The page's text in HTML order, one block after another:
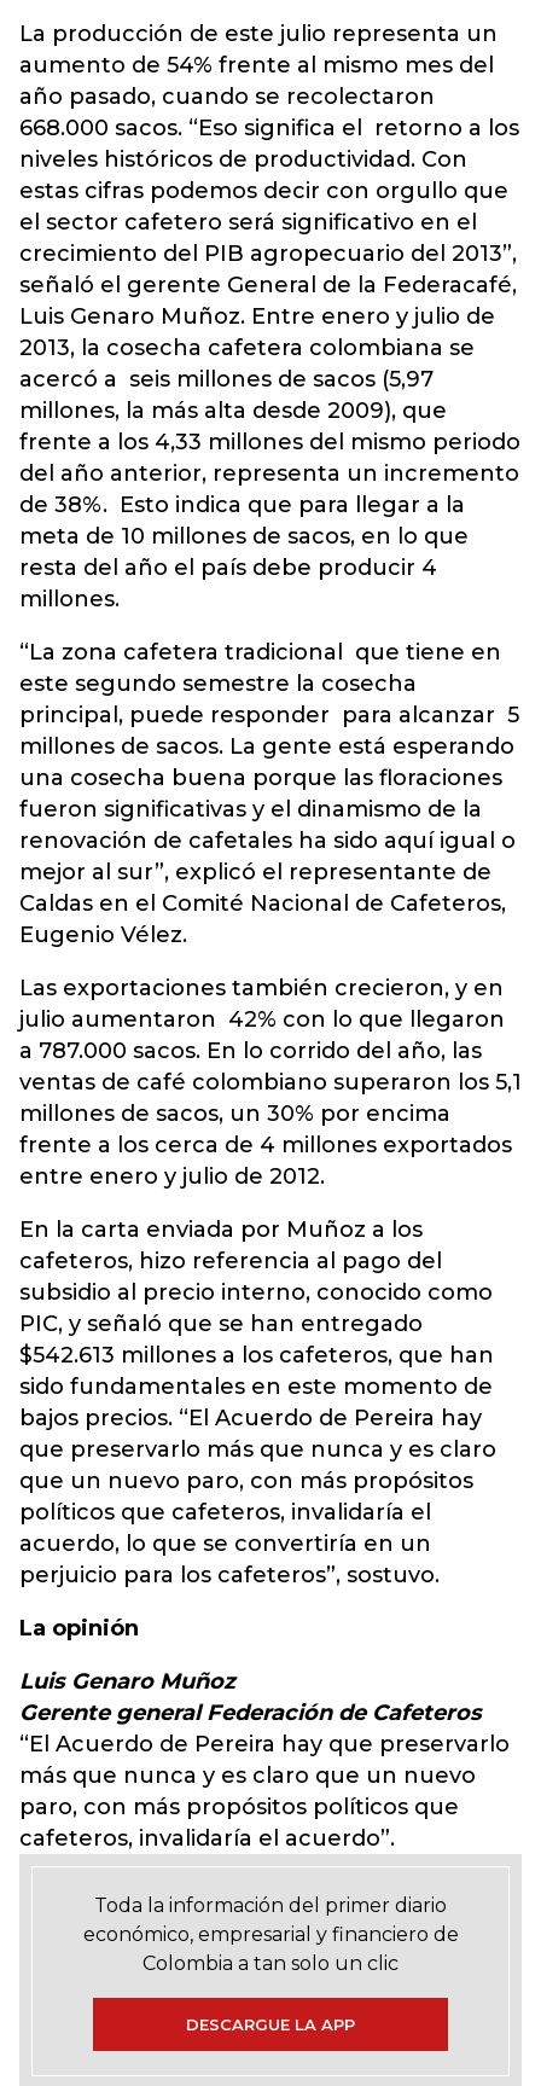
La producción de este julio representa un
aumento de 54% frente al mismo mes del
año pasado, cuando se recolectaron
668.000 sacos. “Eso significa el retorno a los
niveles históricos de productividad. Con
estas cifras podemos decir con orgullo que
el sector cafetero será significativo en el
crecimiento del PIB agropecuario del 2013”,
señaló el gerente General de la Federacafé,
Luis Genaro Muñoz. Entre enero y julio de
2013, la cosecha cafetera colombiana se
acercó a seis millones de sacos (5,97
millones, la más alta desde 2009), que
frente a los 4,33 millones del mismo periodo
del año anterior, representa un incremento
de 38%. Esto indica que para llegar a la
meta de 10 millones de sacos, en lo que
resta del año el país debe producir 4
millones.
“La zona cafetera tradicional que tiene en
este segundo semestre la cosecha
principal, puede responder para alcanzar 5
millones de sacos. La gente está esperando
una cosecha buena porque las floraciones
fueron significativas y el dinamismo de la
renovación de cafetales ha sido aquí igual o
mejor al sur”, explicó el representante de
Caldas en el Comité Nacional de Cafeteros,
Eugenio Vélez.
Las exportaciones también crecieron, y en
julio aumentaron 42% con lo que llegaron
a 787.000 sacos. En lo corrido del año, las
ventas de café colombiano superaron los 5,1
millones de sacos, un 30% por encima
frente a los cerca de 4 millones exportados
entre enero y julio de 2012.
En la carta enviada por Muñoz a los
cafeteros, hizo referencia al pago del
subsidio al precio interno, conocido como
PIC, y señaló que se han entregado
$542.613 millones a los cafeteros, que han
sido fundamentales en este momento de
bajos precios. “El Acuerdo de Pereira hay
que preservarlo más que nunca y es claro
que un nuevo paro, con más propósitos
políticos que cafeteros, invalidaría el
acuerdo, lo que se convertiría en un
perjuicio para los cafeteros”, sostuvo.
La opinión
Luis Genaro Muñoz
Gerente general Federación de Cafeteros
“El Acuerdo de Pereira hay que preservarlo
más que nunca y es claro que un nuevo
paro, con más propósitos políticos que
cafeteros, invalidaría el acuerdo”.
Toda la información del primer diario
económico, empresarial y financiero de
Colombia a tan solo un clic
DESCARGUE LA APP